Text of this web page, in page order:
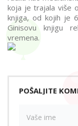
koja je trajala više
knjiga, od kojih je
Ginisovu knjigu
vremena.
POŠALJITE